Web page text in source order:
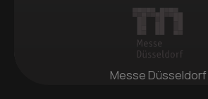
Messe Düsseldorf